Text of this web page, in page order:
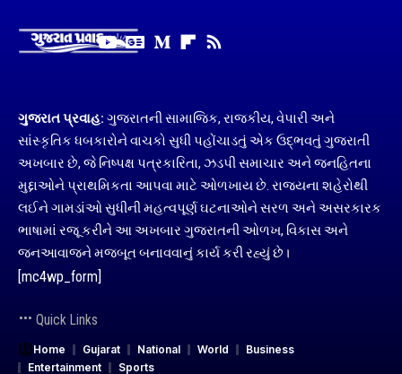
ગુજરાત પ્રવાહ: ગુજરાતની સામાજિક, રાજકીય, વેપારી અને
સાંસ્કૃતિક ધબકારોને વાચકો સુધી પહોંચાડતું એક ઉદ્ભવતું ગુજરાતી
અખબાર છે, જે નિષ્પક્ષ પત્રકારિતા, ઝડપી સમાચાર અને જનહિતના
મુદ્દાઓને પ્રાથમિકતા આપવા માટે ઓળખાય છે. રાજ્યના શહેરોથી
લઈને ગામડાંઓ સુધીની મહત્વપૂર્ણ ઘટનાઓને સરળ અને અસરકારક
ભાષામાં રજૂ કરીને આ અખબાર ગુજરાતની ઓળખ, વિકાસ અને
જનઆવાજને મજબૂત બનાવવાનું કાર્ય કરી રહ્યું છે।
[mc4wp_form]
Quick Links
Home Gujarat National World
Business
Entertainment
Sports